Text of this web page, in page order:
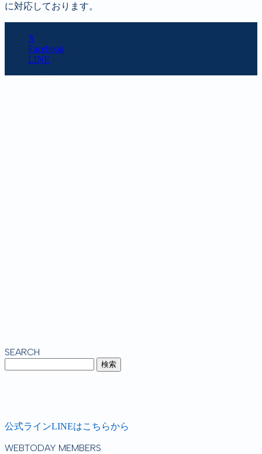
に対応しております。
X
Facebook
LINE
SEARCH
公式ラインLINEはこちらから
WEBTODAY MEMBERS